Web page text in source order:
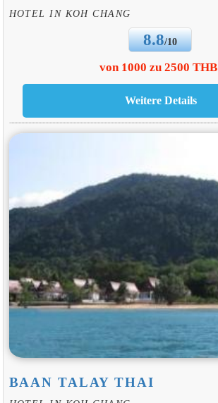
HOTEL IN KOH CHANG
8.8/10
von 1000 zu 2500 THB
BAAN TALAY THAI